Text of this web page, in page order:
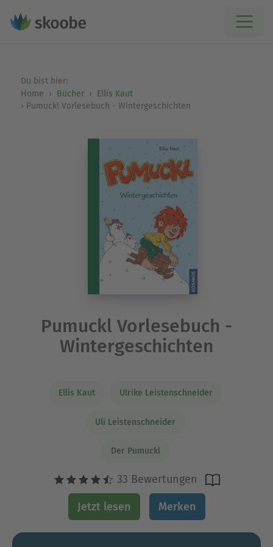
Du bist hier:
Home
Bücher
Ellis Kaut
Pumuckl Vorlesebuch - Wintergeschichten
Pumuckl Vorlesebuch -
Wintergeschichten
Ellis Kaut Ulrike Leistenschneider
Uli Leistenschneider
Der Pumuckl
33 Bewertungen
Jetzt lesen Merken